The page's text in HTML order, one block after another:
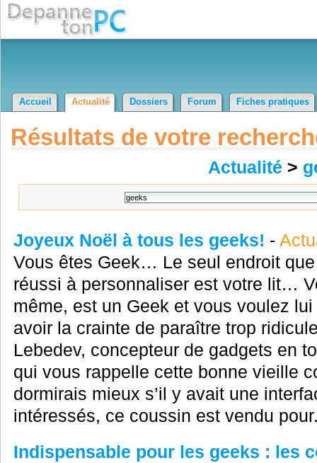
Accueil Actualité Dossiers Forum Fiches pratiques
Résultats de votre
Actualité >
Joyeux Noël à tous les geeks! -
Vous êtes Geek… Le seul endroit
réussi à personnaliser est votre lit…
même, est un Geek et vous voulez
avoir la crainte de paraître trop
Lebedev, concepteur de gadgets en
qui vous rappelle cette bonne vieille
dormirais mieux s’il y avait une
intéressés, ce coussin est vendu
Indispensable pour les geeks : les